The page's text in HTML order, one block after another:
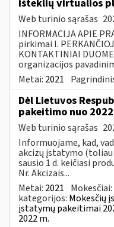
išteklių virtualios
Web turinio sąrašas
INFORMACIJA APIE
pirkimai I.
KONTAKTINIAI
organizacijos
Metai: 2021
Dėl Lietuvos
pakeitimo nuo
Web turinio sąrašas
Informuojame, kad,
akcizų įstatymo (toliau
sausio 1 d. keičiasi
Nr. Akcizais...
Metai: 2021 Mokesčiai:
kategorijos: Mokesčių
įstatymų pakeitimai
2022 m.